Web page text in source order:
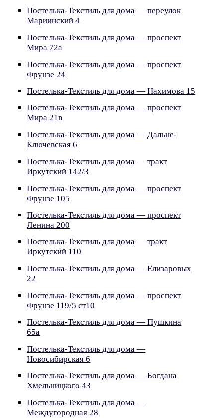
Постелька-Текстиль для дома — переулок
Мариинский 4
Постелька-Текстиль для дома — проспект
Мира 72а
Постелька-Текстиль для дома — проспект
Фрунзе 24
Постелька-Текстиль для дома — Нахимова 15
Постелька-Текстиль для дома — проспект
Мира 21в
Постелька-Текстиль для дома — Дальне-
Ключевская 6
Постелька-Текстиль для дома — тракт
Иркутский 142/3
Постелька-Текстиль для дома — проспект
Фрунзе 105
Постелька-Текстиль для дома — проспект
Ленина 200
Постелька-Текстиль для дома — тракт
Иркутский 110
Постелька-Текстиль для дома — Елизаровых
22
Постелька-Текстиль для дома — проспект
Фрунзе 119/5 ст10
Постелька-Текстиль для дома — Пушкина
65а
Постелька-Текстиль для дома —
Новосибирская 6
Постелька-Текстиль для дома — Богдана
Хмельницкого 43
Постелька-Текстиль для дома —
Междугородная 28